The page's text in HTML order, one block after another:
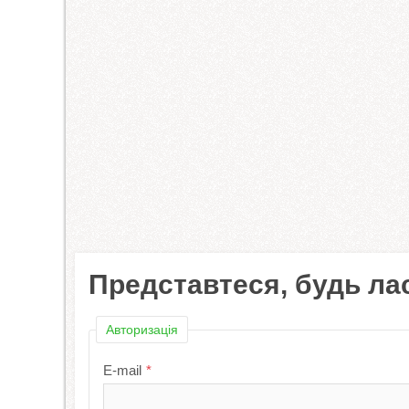
Представтеся, будь
Авторизація
E-mail